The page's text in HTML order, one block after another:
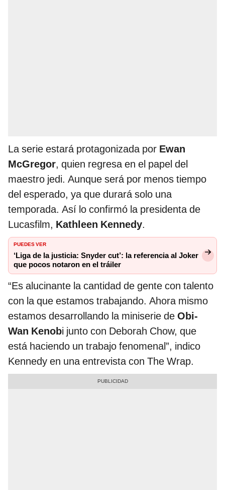
La serie estará protagonizada por Ewan
McGregor, quien regresa en el papel del
maestro jedi. Aunque será por menos tiempo
del esperado, ya que durará solo una
temporada. Así lo confirmó la presidenta de
Lucasfilm, Kathleen Kennedy.
PUEDES VER
‘Liga de la justicia: Snyder cut’: la referencia al Joker
que pocos notaron en el tráiler
“Es alucinante la cantidad de gente con talento
con la que estamos trabajando. Ahora mismo
estamos desarrollando la miniserie de Obi-
Wan Kenobi junto con Deborah Chow, que
está haciendo un trabajo fenomenal”, indico
Kennedy en una entrevista con The Wrap.